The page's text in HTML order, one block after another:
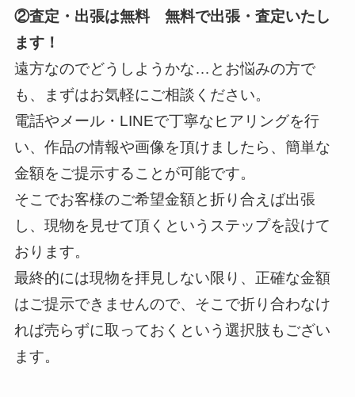
②査定・出張は無料 無料で出張・査定いたし
ます！
遠方なのでどうしようかな…とお悩みの方で
も、まずはお気軽にご相談ください。
電話やメール・LINEで丁寧なヒアリングを行
い、作品の情報や画像を頂けましたら、簡単な
金額をご提示することが可能です。
そこでお客様のご希望金額と折り合えば出張
し、現物を見せて頂くというステップを設けて
おります。
最終的には現物を拝見しない限り、正確な金額
はご提示できませんので、そこで折り合わなけ
れば売らずに取っておくという選択肢もござい
ます。